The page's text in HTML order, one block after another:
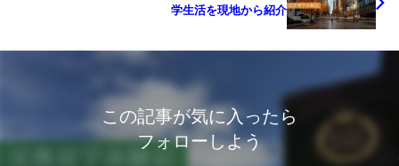
学生活を現地から紹介
この記事が気に入ったら
フォローしよう